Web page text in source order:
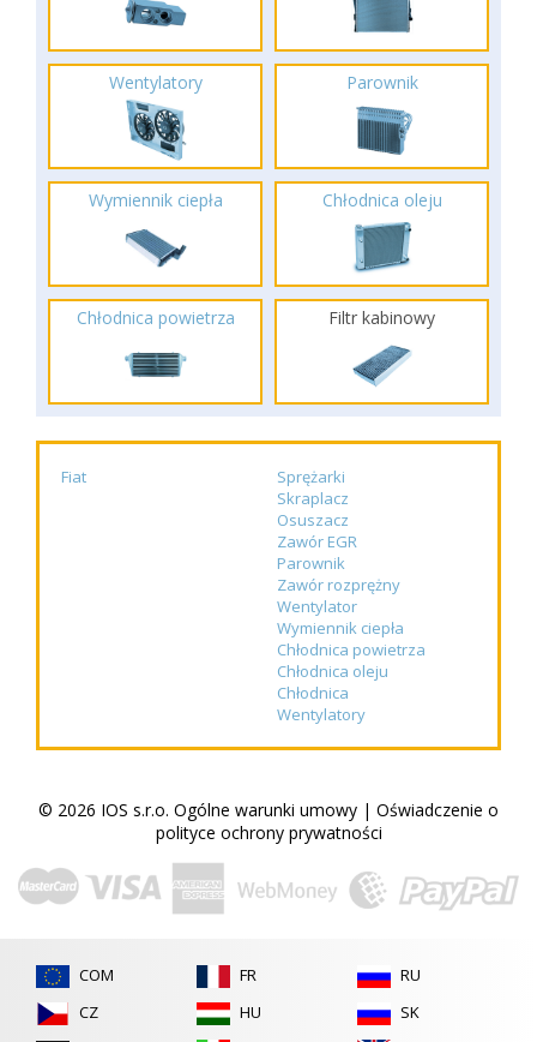
Wentylatory Parownik
Wymiennik ciepła Chłodnica oleju
Chłodnica powietrza Filtr kabinowy
Fiat
Sprężarki
Skraplacz
Osuszacz
Zawór EGR
Parownik
Zawór rozprężny
Wentylator
Wymiennik ciepła
Chłodnica powietrza
Chłodnica oleju
Chłodnica
Wentylatory
© 2026 IOS s.r.o. Ogólne warunki umowy | Oświadczenie o
polityce ochrony prywatności
COM
CZ
FR
HU
RU
SK